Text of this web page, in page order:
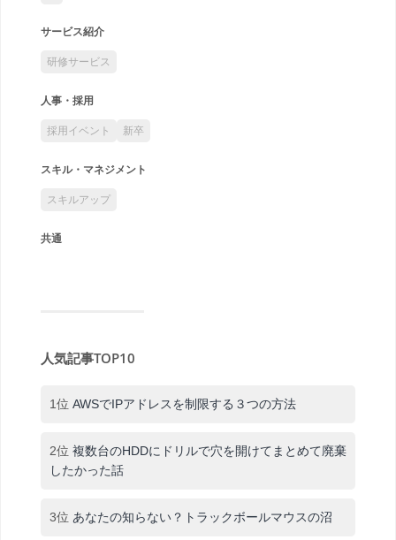
サービス紹介
研修サービス
人事・採用
採用イベント 新卒
スキル・マネジメント
スキルアップ
共通
人気記事TOP10
1位 AWSでIPアドレスを制限する３つの方法
2位 複数台のHDDにドリルで穴を開けてまとめて廃棄
したかった話
3位 あなたの知らない？トラックボールマウスの沼